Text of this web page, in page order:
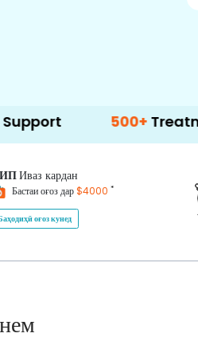
500+ Treatment
Иваз кардан
Бастаи оғоз дар$4000 *
оғоз кунед